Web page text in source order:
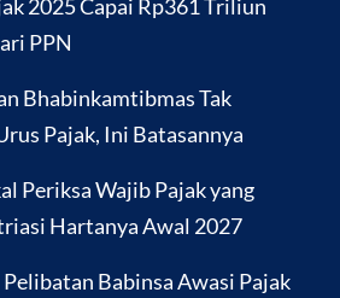
2025 Capai Rp361 Triliun
PPN
Bhabinkamtibmas Tak
Pajak, Ini Batasannya
Periksa Wajib Pajak yang
Hartanya Awal 2027
Babinsa Awasi Pajak